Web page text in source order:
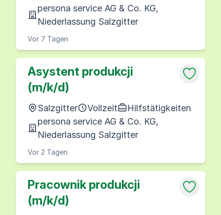
persona service AG & Co. KG,
Niederlassung Salzgitter
Vor 7 Tagen
Asystent produkcji
(m/k/d)
Salzgitter Vollzeit
Hilfstätigkeiten
persona service AG & Co. KG,
Niederlassung Salzgitter
Vor 2 Tagen
Pracownik produkcji
(m/k/d)